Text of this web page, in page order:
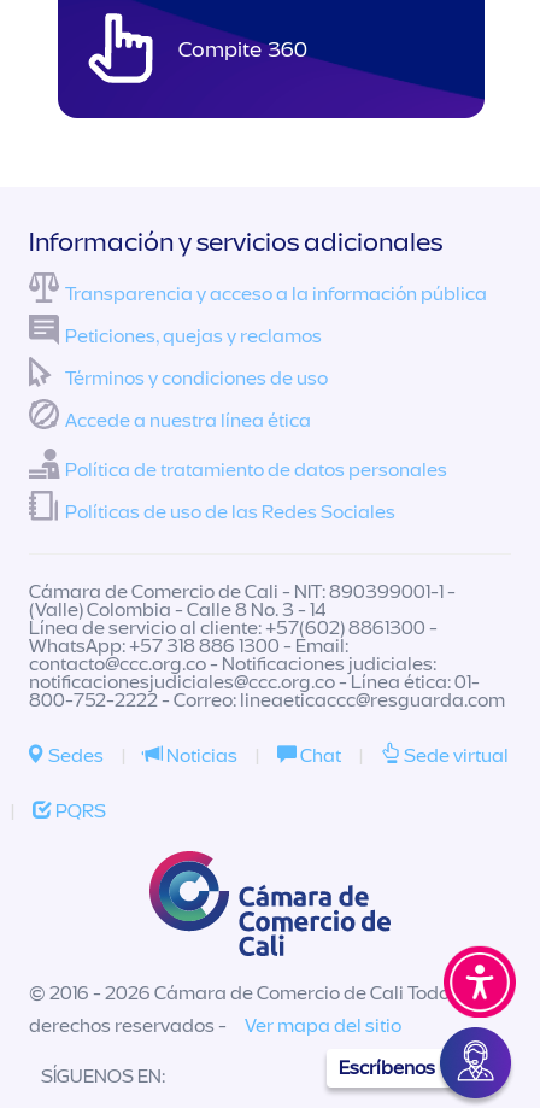
Compite360
Escríbenos
Información y servicios adicionales
Transparencia y acceso a la información pública
Peticiones, quejas y reclamos
Términos y condiciones de uso
Accede a nuestra línea ética
Política de tratamiento de datos personales
Políticas de uso de las Redes Sociales
Cámara de Comercio de Cali - NIT: 890399001-1 -
(Valle) Colombia - Calle 8 No. 3 - 14
Línea de servicio al cliente: +57(602) 8861300 -
WhatsApp: +57 318 886 1300 - Email:
contacto@ccc.org.co- Notificaciones judiciales:
notificacionesjudiciales@ccc.org.co- Línea ética: 01-
800-752-2222 - Correo: lineaeticaccc@resguarda.com
Sedes | Noticias | Chat | Sede virtual
| PQRS
© 2016 - 2026 Cámara de Comercio de Cali Todos los
derechos reservados -
Ver mapa del sitio
SÍGUENOS EN: